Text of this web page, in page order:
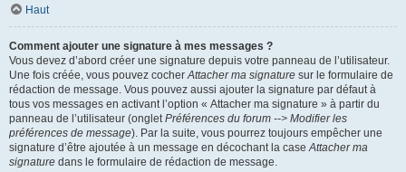
Haut
Comment ajouter une signature à mes messages ?
Vous devez d’abord créer une signature depuis votre panneau de l’utilisateur.
Une fois créée, vous pouvez cocherAttacher ma signature sur le formulaire de
rédaction de message. Vous pouvez aussi ajouter la signature par défaut à
tous vos messages en activant l’option « Attacher ma signature » à partir du
panneau de l’utilisateur (ongletPréférences du forum --> Modifier les
préférences de message). Par la suite, vous pourrez toujours empêcher une
signature d’être ajoutée à un message en décochant la caseAttacher ma
signature dans le formulaire de rédaction de message.